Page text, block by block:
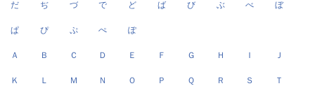
だ ぢ づ で ど ば び ぶ べ ぼ
ぱ ぴ ぷ ぺ ぽ
Ａ Ｂ Ｃ Ｄ Ｅ Ｆ Ｇ Ｈ Ｉ Ｊ
Ｋ Ｌ Ｍ Ｎ Ｏ Ｐ Ｑ Ｒ Ｓ Ｔ